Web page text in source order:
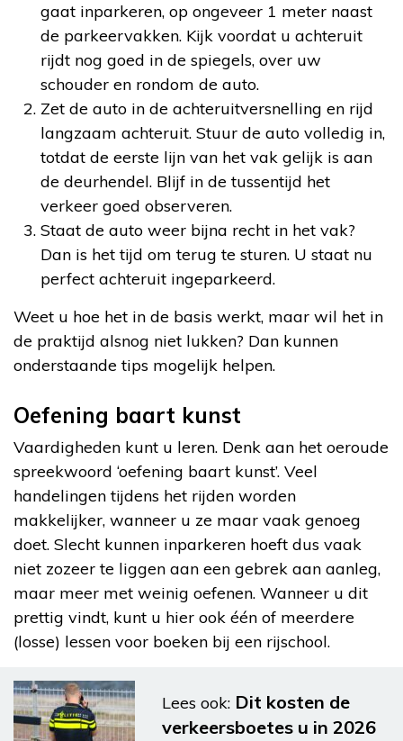
gaat inparkeren, op ongeveer 1 meter naast
de parkeervakken. Kijk voordat u achteruit
rijdt nog goed in de spiegels, over uw
schouder en rondom de auto.
Zet de auto in de achteruitversnelling en rijd
langzaam achteruit. Stuur de auto volledig in,
totdat de eerste lijn van het vak gelijk is aan
de deurhendel. Blijf in de tussentijd het
verkeer goed observeren.
Staat de auto weer bijna recht in het vak?
Dan is het tijd om terug te sturen. U staat nu
perfect achteruit ingeparkeerd.
Weet u hoe het in de basis werkt, maar wil het in
de praktijd alsnog niet lukken? Dan kunnen
onderstaande tips mogelijk helpen.
Oefening baart kunst
Vaardigheden kunt u leren. Denk aan het oeroude
spreekwoord ‘oefening baart kunst’. Veel
handelingen tijdens het rijden worden
makkelijker, wanneer u ze maar vaak genoeg
doet. Slecht kunnen inparkeren hoeft dus vaak
niet zozeer te liggen aan een gebrek aan aanleg,
maar meer met weinig oefenen. Wanneer u dit
prettig vindt, kunt u hier ook één of meerdere
(losse) lessen voor boeken bij een rijschool.
Lees ook: Dit kosten de
verkeersboetes u in 2026